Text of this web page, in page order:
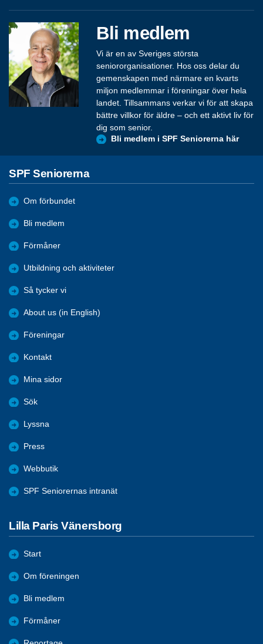
Bli medlem
Vi är en av Sveriges största
seniororganisationer. Hos oss delar du
gemenskapen med närmare en kvarts
miljon medlemmar i föreningar över hela
landet. Tillsammans verkar vi för att skapa
bättre villkor för äldre – och ett aktivt liv för
dig som senior.
Bli medlem i SPF Seniorerna här
SPF Seniorerna
Om förbundet
Bli medlem
Förmåner
Utbildning och aktiviteter
Så tycker vi
About us (in English)
Föreningar
Kontakt
Mina sidor
Sök
Lyssna
Press
Webbutik
SPF Seniorernas intranät
Lilla Paris Vänersborg
Start
Om föreningen
Bli medlem
Förmåner